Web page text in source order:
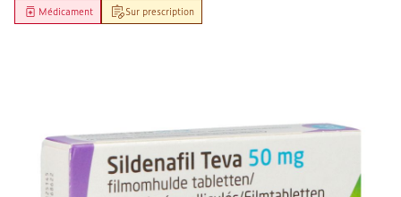
Sur prescription
Médicament